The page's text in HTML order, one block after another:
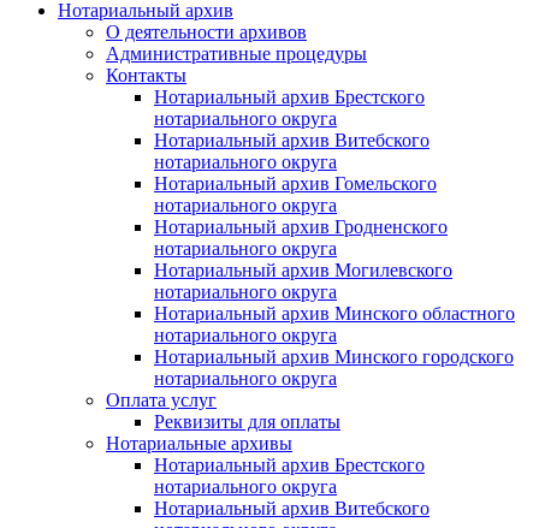
Нотариальный архив
О деятельности архивов
Административные процедуры
Контакты
Нотариальный архив Брестского
нотариального округа
Нотариальный архив Витебского
нотариального округа
Нотариальный архив Гомельского
нотариального округа
Нотариальный архив Гродненского
нотариального округа
Нотариальный архив Могилевского
нотариального округа
Нотариальный архив Минского областного
нотариального округа
Нотариальный архив Минского городского
нотариального округа
Оплата услуг
Реквизиты для оплаты
Нотариальные архивы
Нотариальный архив Брестского
нотариального округа
Нотариальный архив Витебского